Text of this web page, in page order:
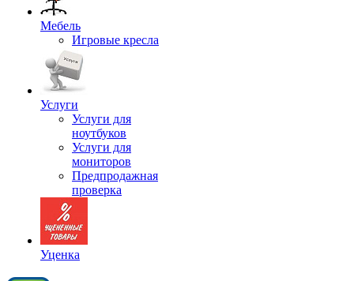
Мебель
Игровые кресла
Услуги
Услуги для
ноутбуков
Услуги для
мониторов
Предпродажная
проверка
Уценка